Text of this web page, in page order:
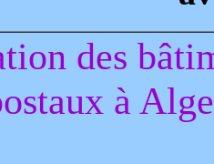
des
à